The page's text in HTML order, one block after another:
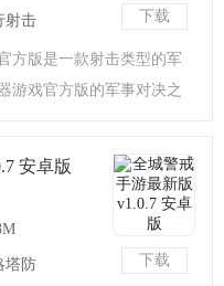
下载
射击
方版是一款射击类型的军
游戏官方版的军事对决之
方版本，你可以享受到痛
下载
安卓版
塔防